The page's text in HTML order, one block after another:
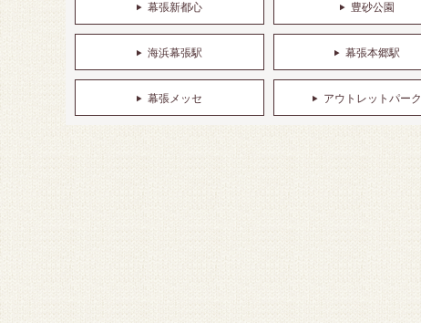
幕張新都心 豊砂公園
海浜幕張駅 幕張本郷駅
幕張メッセ アウトレットパーク